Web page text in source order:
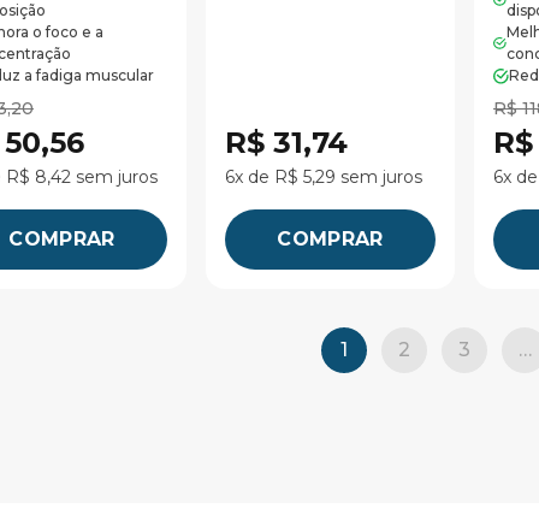
o foco e a
a fadiga muscular
50,56
R$ 8,42 sem juros
COMPRAR
R$ 31,74
6x de R$ 5,29 sem juros
COMPRAR
R$
6x
1 2 3 …